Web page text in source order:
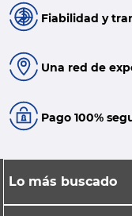
Fiabilidad y
Una red de
Pago 100%
Lo más buscado